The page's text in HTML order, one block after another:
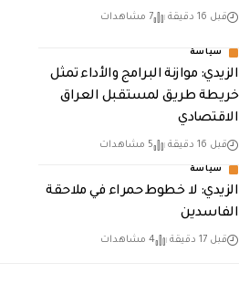
قبل 16 دقيقة 7 مشاهدات
سياسة
الزيدي: موازنة البرامج والأداء تمثل
خريطة طريق لمستقبل العراق
الاقتصادي
قبل 16 دقيقة 5 مشاهدات
سياسة
الزيدي: لا خطوط حمراء في ملاحقة
الفاسدين
قبل 17 دقيقة 4 مشاهدات